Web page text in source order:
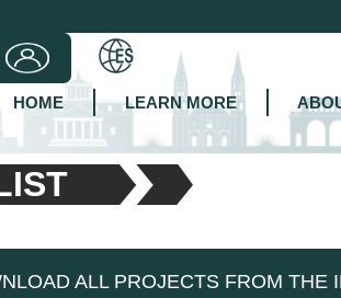
HOME LEARN MORE
ALL PROJECTS FROM THE